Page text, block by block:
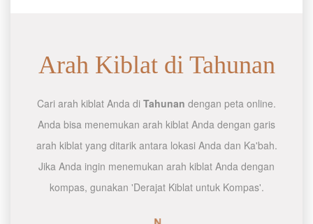
Arah Kiblat di Tahunan
Cari arah kiblat Anda di Tahunan dengan peta online.
Anda bisa menemukan arah kiblat Anda dengan garis
arah kiblat yang ditarik antara lokasi Anda dan Ka'bah.
Jika Anda ingin menemukan arah kiblat Anda dengan
kompas, gunakan 'Derajat Kiblat untuk Kompas'.